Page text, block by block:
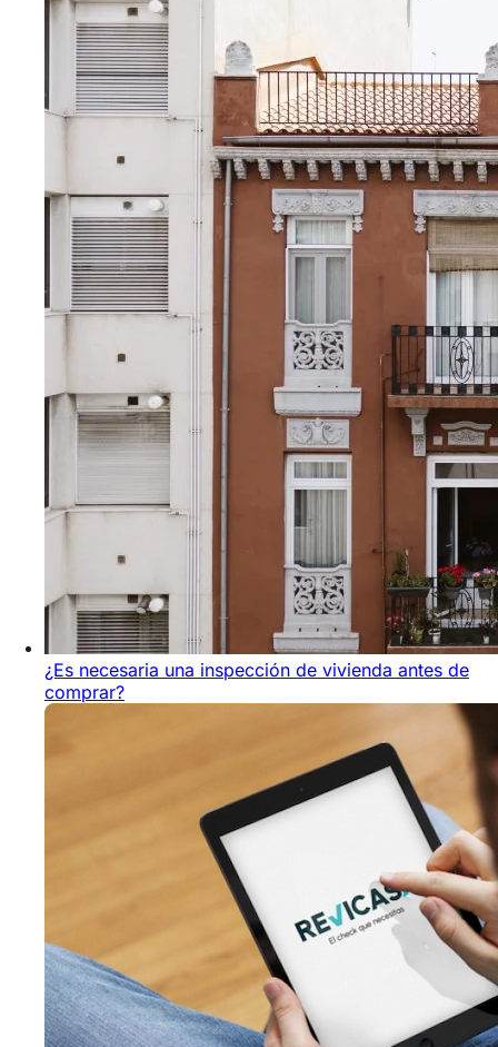
¿Es necesaria una inspección de vivienda antes de
comprar?